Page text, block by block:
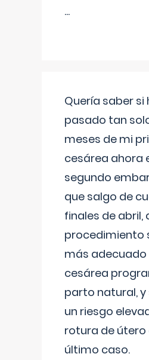
...
Quería saber si
pasado tan
meses de mi
cesárea ahora
segundo
que salgo de
finales de abril,
procedimiento
más adecuado
cesárea
parto natural, y
un riesgo
rotura de útero
último caso.